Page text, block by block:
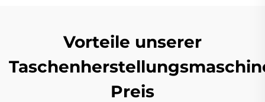
Vorteile unserer
Preis